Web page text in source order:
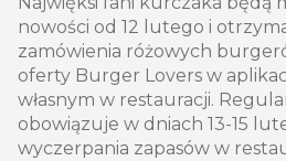
nowości od 12 lutego i
zamówienia różowych
oferty Burger Lovers w
własnym w restauracji.
obowiązuje w dniach 13-15
wyczerpania zapasów w